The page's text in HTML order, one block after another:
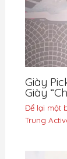
Giày
Giày
Để lại một
Trung